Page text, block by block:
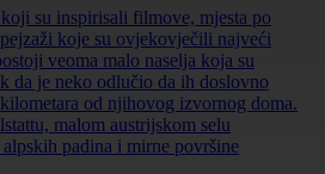
su inspirisali filmove, mjesta po
koje su ovjekovječili najveći
veoma malo naselja koja su
da je neko odlučio da ih doslovno
od njihovog izvornog doma.
malom austrijskom selu
padina i mirne površine